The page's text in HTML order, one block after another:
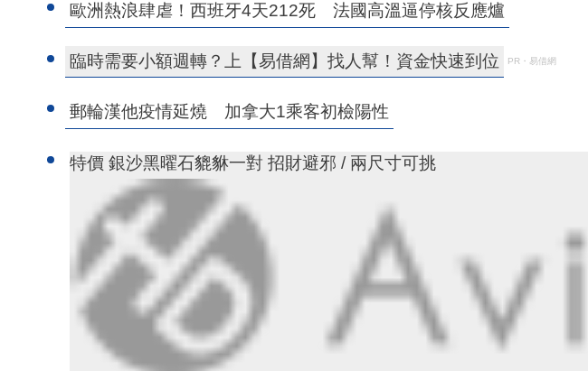
歐洲熱浪肆虐！西班牙4天212死 法國高溫逼停核反應爐
臨時需要小額週轉？上【易借網】找人幫！資金快速到位 PR・易借網
郵輪漢他疫情延燒 加拿大1乘客初檢陽性
特價 銀沙黑曜石貔貅一對 招財避邪 / 兩尺寸可挑